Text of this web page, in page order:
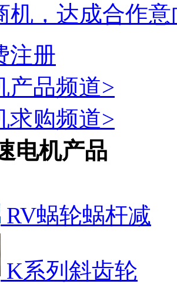
机，达成合作意
注册
产品频道>
求购频道>
电机产品
RV蜗轮蜗杆减
K系列斜齿轮